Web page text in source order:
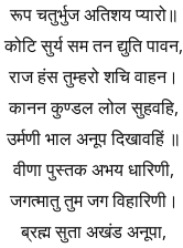
रूप चतुर्भुज अतिशय प्यारो॥
कोटि सुर्य सम तन द्युति पावन,
राज हंस तुम्हरो शचि वाहन।
कानन कुण्डल लोल सुहवहि,
उर्मणी भाल अनूप दिखावहिं ॥
वीणा पुस्तक अभय धारिणी,
जगत्मातु तुम जग विहारिणी।
ब्रह्म सुता अखंड अनूपा,